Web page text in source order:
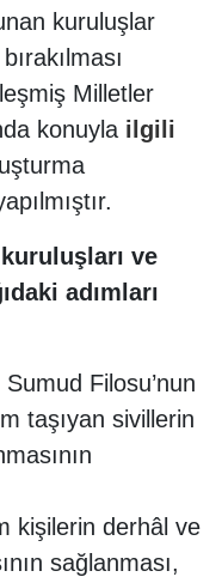
kuruluşlar
Milletler
konuyla ilgili
ve
adımları
Sumud Filosu’nun
taşıyan sivillerin
kişilerin derhâl ve
sağlanması,